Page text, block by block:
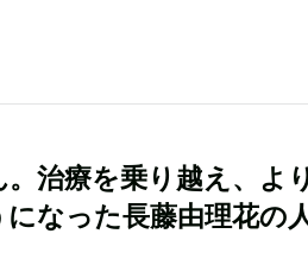
治療を乗り越え、よ
なった長藤由理花の